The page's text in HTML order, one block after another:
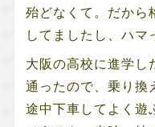
殆どなくて。だから
してましたし、ハマ
大阪の高校に進学し
通ったので、乗り換
途中下車してよく遊